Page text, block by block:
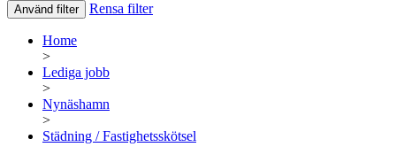
Använd filter Rensa filter
Home
>
Lediga jobb
>
Nynäshamn
>
Städning / Fastighetsskötsel